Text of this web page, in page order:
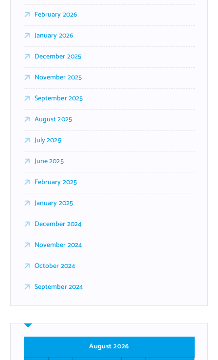
February 2026
January 2026
December 2025
November 2025
September 2025
August 2025
July 2025
June 2025
February 2025
January 2025
December 2024
November 2024
October 2024
September 2024
August 2026